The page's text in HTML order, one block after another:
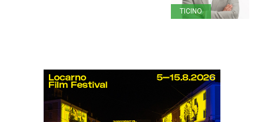
TICINO